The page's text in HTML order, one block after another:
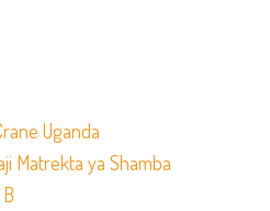
Uganda
Matrekta ya Shamba